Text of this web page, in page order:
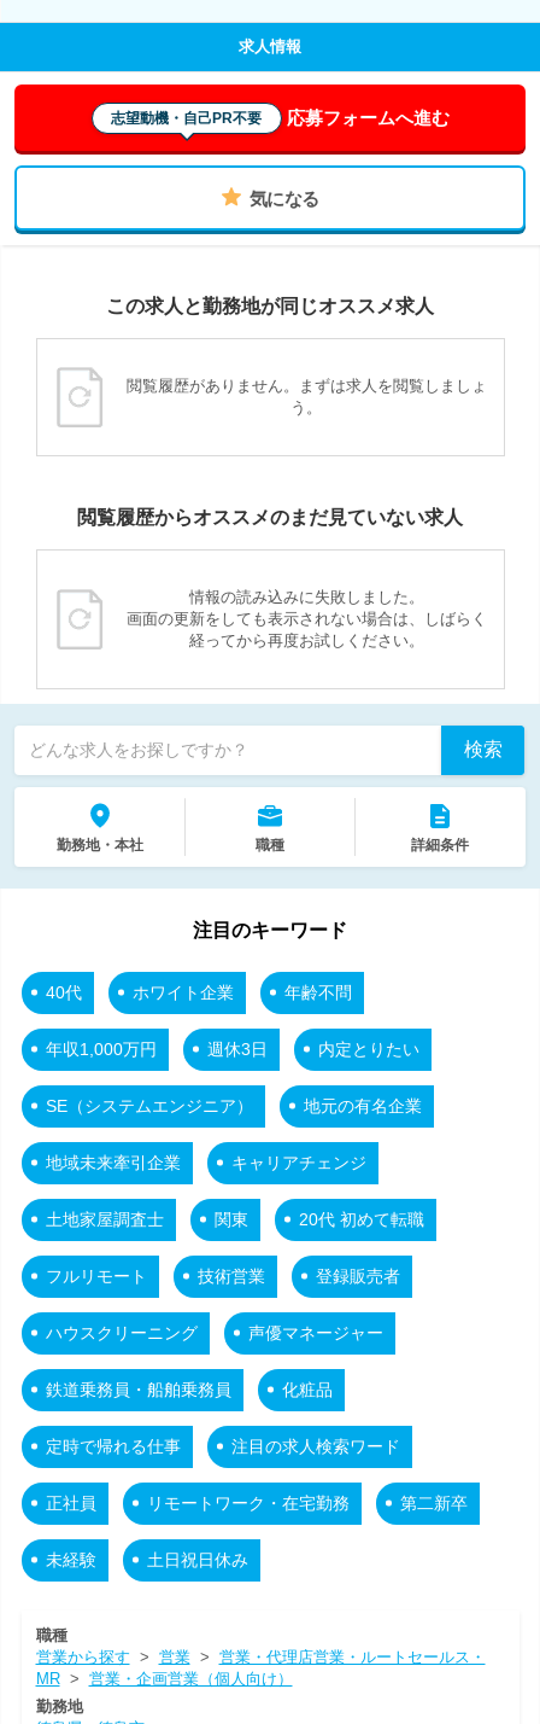
求人情報
志望動機・自己PR不要 応募フォームへ進む
気になる
この求人と勤務地が同じオススメ求人
閲覧履歴がありません。まずは求人を閲覧しましょ
う。
閲覧履歴からオススメのまだ見ていない求人
情報の読み込みに失敗しました。
画面の更新をしても表示されない場合は、しばらく
経ってから再度お試しください。
どんな求人をお探しですか？ 検索
勤務地・本社 職種 詳細条件
注目のキーワード
40代 ホワイト企業 年齢不問
年収1,000万円 週休3日 内定とりたい
SE（システムエンジニア） 地元の有名企業
地域未来牽引企業 キャリアチェンジ
土地家屋調査士 関東 20代 初めて転職
フルリモート 技術営業 登録販売者
ハウスクリーニング 声優マネージャー
鉄道乗務員・船舶乗務員 化粧品
定時で帰れる仕事 注目の求人検索ワード
正社員 リモートワーク・在宅勤務 第二新卒
未経験 土日祝日休み
職種
営業から探す > 営業> 営業・代理店営業・ルートセールス・
MR> 営業・企画営業（個人向け）
勤務地